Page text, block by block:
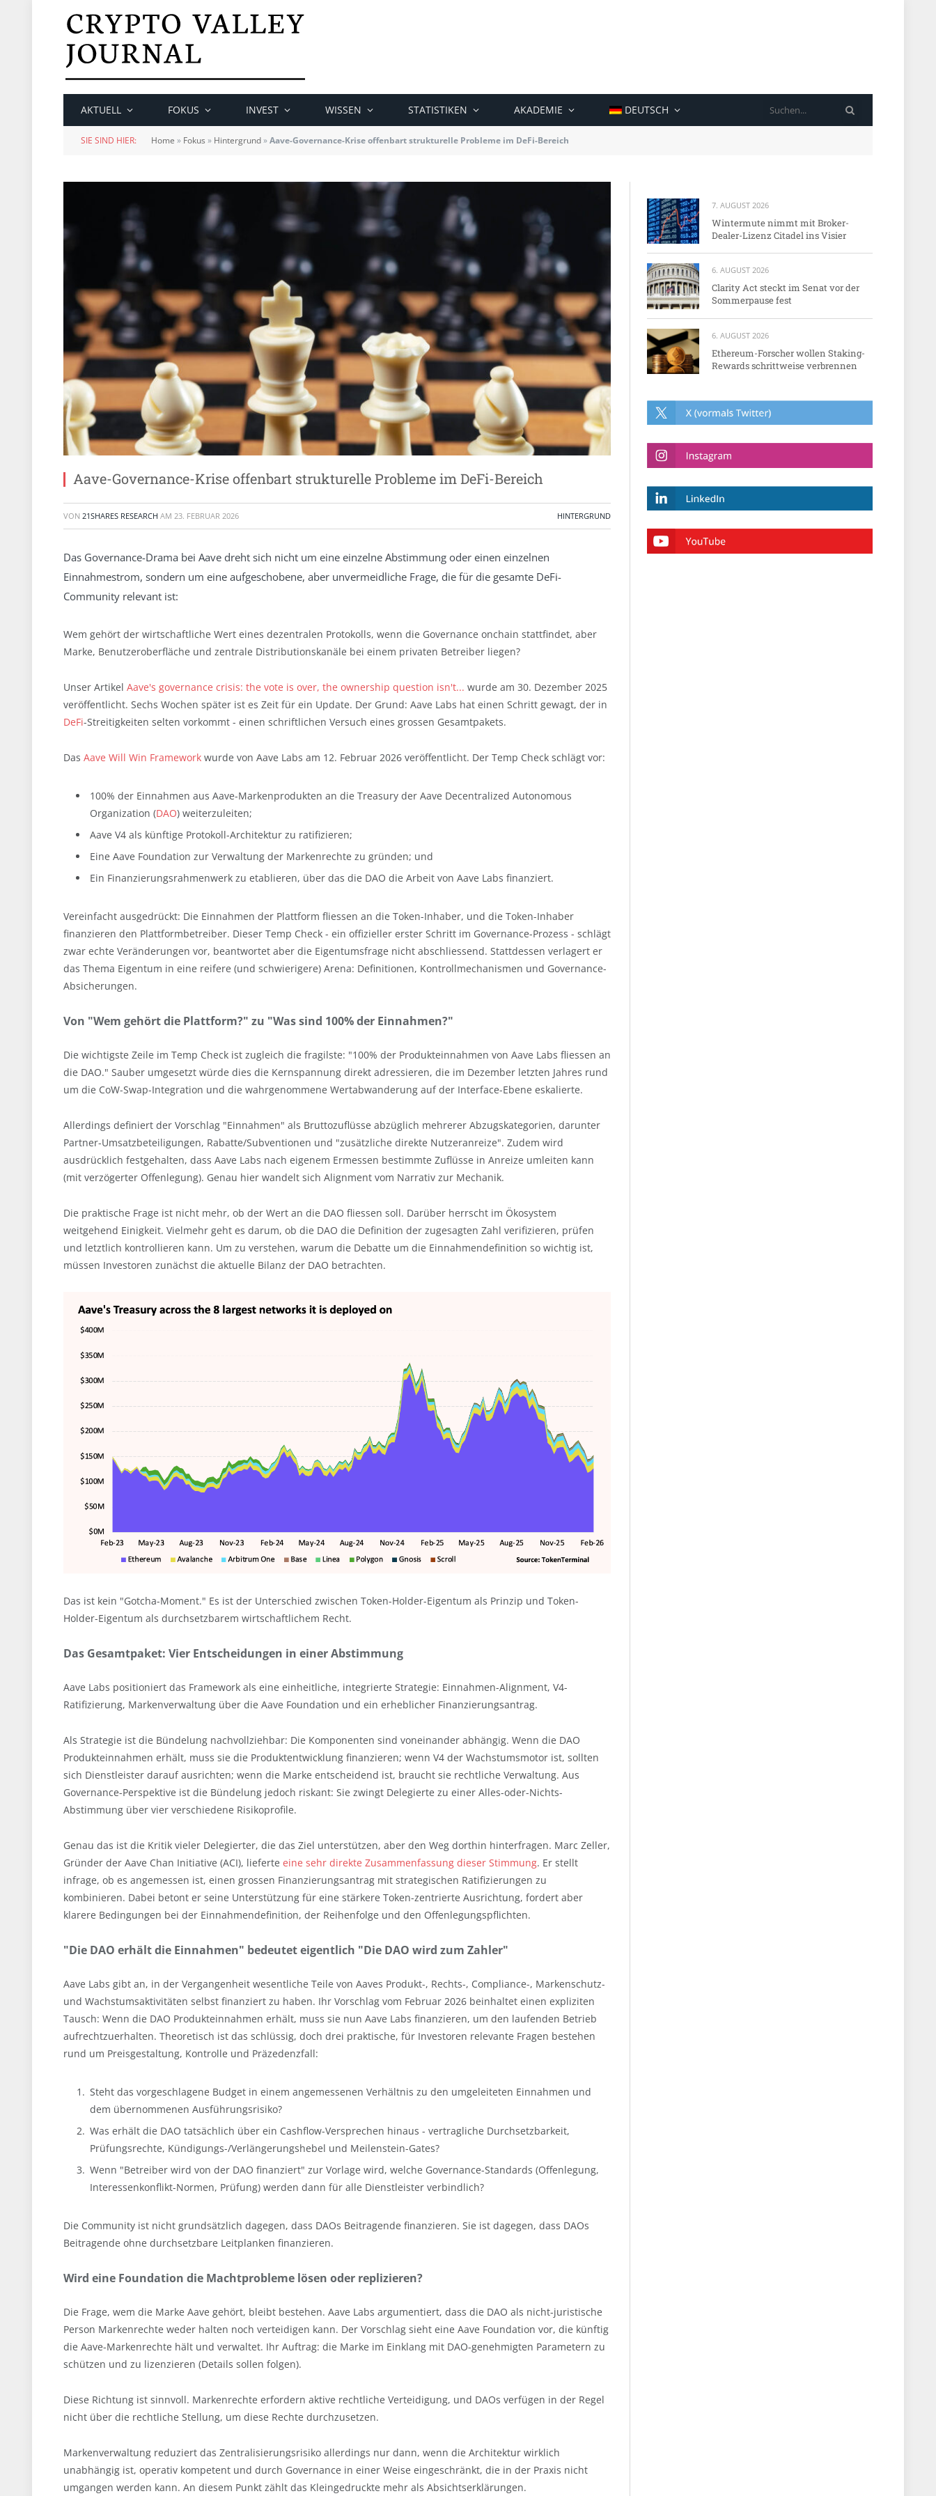
AKTUELL FOKUS INVEST WISSEN STATISTIKEN AKADEMIE DEUTSCH
SIE SIND HIER: Home » Fokus » Hintergrund»Aave-Governance-Krise offenbart strukturelle Probleme im DeFi-Bereich
Aave-Governance-Krise offenbart strukturelle Probleme im DeFi-Bereich
VON 21SHARES RESEARCH AM 23. FEBRUAR 2026 HINTERGRUND
Das Governance-Drama bei Aave dreht sich nicht um eine einzelne Abstimmung oder einen einzelnen
Einnahmestrom, sondern um eine aufgeschobene, aber unvermeidliche Frage, die für die gesamte DeFi-
Community relevant ist:
Wem gehört der wirtschaftliche Wert eines dezentralen Protokolls, wenn die Governance onchain stattfindet, aber
Marke, Benutzeroberfläche und zentrale Distributionskanäle bei einem privaten Betreiber liegen?
Unser Artikel Aave's governance crisis: the vote is over, the ownership question isn't... wurde am 30. Dezember 2025
veröffentlicht. Sechs Wochen später ist es Zeit für ein Update. Der Grund: Aave Labs hat einen Schritt gewagt, der in
DeFi-Streitigkeiten selten vorkommt - einen schriftlichen Versuch eines grossen Gesamtpakets.
Das Aave Will Win Framework wurde von Aave Labs am 12. Februar 2026 veröffentlicht. Der Temp Check schlägt vor:
100% der Einnahmen aus Aave-Markenprodukten an die Treasury der Aave Decentralized Autonomous
Organization (DAO) weiterzuleiten;
Aave V4 als künftige Protokoll-Architektur zu ratifizieren;
Eine Aave Foundation zur Verwaltung der Markenrechte zu gründen; und
Ein Finanzierungsrahmenwerk zu etablieren, über das die DAO die Arbeit von Aave Labs finanziert.
Vereinfacht ausgedrückt: Die Einnahmen der Plattform fliessen an die Token-Inhaber, und die Token-Inhaber
finanzieren den Plattformbetreiber. Dieser Temp Check - ein offizieller erster Schritt im Governance-Prozess - schlägt
zwar echte Veränderungen vor, beantwortet aber die Eigentumsfrage nicht abschliessend. Stattdessen verlagert er
das Thema Eigentum in eine reifere (und schwierigere) Arena: Definitionen, Kontrollmechanismen und Governance-
Absicherungen.
Von "Wem gehört die Plattform?" zu "Was sind 100% der Einnahmen?"
Die wichtigste Zeile im Temp Check ist zugleich die fragilste: "100% der Produkteinnahmen von Aave Labs fliessen an
die DAO." Sauber umgesetzt würde dies die Kernspannung direkt adressieren, die im Dezember letzten Jahres rund
um die CoW-Swap-Integration und die wahrgenommene Wertabwanderung auf der Interface-Ebene eskalierte.
Allerdings definiert der Vorschlag "Einnahmen" als Bruttozuflüsse abzüglich mehrerer Abzugskategorien, darunter
Partner-Umsatzbeteiligungen, Rabatte/Subventionen und "zusätzliche direkte Nutzeranreize". Zudem wird
ausdrücklich festgehalten, dass Aave Labs nach eigenem Ermessen bestimmte Zuflüsse in Anreize umleiten kann
(mit verzögerter Offenlegung). Genau hier wandelt sich Alignment vom Narrativ zur Mechanik.
Die praktische Frage ist nicht mehr, ob der Wert an die DAO fliessen soll. Darüber herrscht im Ökosystem
weitgehend Einigkeit. Vielmehr geht es darum, ob die DAO die Definition der zugesagten Zahl verifizieren, prüfen
und letztlich kontrollieren kann. Um zu verstehen, warum die Debatte um die Einnahmendefinition so wichtig ist,
müssen Investoren zunächst die aktuelle Bilanz der DAO betrachten.
Das ist kein "Gotcha-Moment." Es ist der Unterschied zwischen Token-Holder-Eigentum als Prinzip und Token-
Holder-Eigentum als durchsetzbarem wirtschaftlichem Recht.
Das Gesamtpaket: Vier Entscheidungen in einer Abstimmung
Aave Labs positioniert das Framework als eine einheitliche, integrierte Strategie: Einnahmen-Alignment, V4-
Ratifizierung, Markenverwaltung über die Aave Foundation und ein erheblicher Finanzierungsantrag.
Als Strategie ist die Bündelung nachvollziehbar: Die Komponenten sind voneinander abhängig. Wenn die DAO
Produkteinnahmen erhält, muss sie die Produktentwicklung finanzieren; wenn V4 der Wachstumsmotor ist, sollten
sich Dienstleister darauf ausrichten; wenn die Marke entscheidend ist, braucht sie rechtliche Verwaltung. Aus
Governance-Perspektive ist die Bündelung jedoch riskant: Sie zwingt Delegierte zu einer Alles-oder-Nichts-
Abstimmung über vier verschiedene Risikoprofile.
Genau das ist die Kritik vieler Delegierter, die das Ziel unterstützen, aber den Weg dorthin hinterfragen. Marc Zeller,
Gründer der Aave Chan Initiative (ACI), lieferte eine sehr direkte Zusammenfassung dieser Stimmung. Er stellt
infrage, ob es angemessen ist, einen grossen Finanzierungsantrag mit strategischen Ratifizierungen zu
kombinieren. Dabei betont er seine Unterstützung für eine stärkere Token-zentrierte Ausrichtung, fordert aber
klarere Bedingungen bei der Einnahmendefinition, der Reihenfolge und den Offenlegungspflichten.
"Die DAO erhält die Einnahmen" bedeutet eigentlich "Die DAO wird zum Zahler"
Aave Labs gibt an, in der Vergangenheit wesentliche Teile von Aaves Produkt-, Rechts-, Compliance-, Markenschutz-
und Wachstumsaktivitäten selbst finanziert zu haben. Ihr Vorschlag vom Februar 2026 beinhaltet einen expliziten
Tausch: Wenn die DAO Produkteinnahmen erhält, muss sie nun Aave Labs finanzieren, um den laufenden Betrieb
aufrechtzuerhalten. Theoretisch ist das schlüssig, doch drei praktische, für Investoren relevante Fragen bestehen
rund um Preisgestaltung, Kontrolle und Präzedenzfall:
Steht das vorgeschlagene Budget in einem angemessenen Verhältnis zu den umgeleiteten Einnahmen und
dem übernommenen Ausführungsrisiko?
Was erhält die DAO tatsächlich über ein Cashflow-Versprechen hinaus - vertragliche Durchsetzbarkeit,
Prüfungsrechte, Kündigungs-/Verlängerungshebel und Meilenstein-Gates?
Wenn "Betreiber wird von der DAO finanziert" zur Vorlage wird, welche Governance-Standards (Offenlegung,
Interessenkonflikt-Normen, Prüfung) werden dann für alle Dienstleister verbindlich?
Die Community ist nicht grundsätzlich dagegen, dass DAOs Beitragende finanzieren. Sie ist dagegen, dass DAOs
Beitragende ohne durchsetzbare Leitplanken finanzieren.
Wird eine Foundation die Machtprobleme lösen oder replizieren?
Die Frage, wem die Marke Aave gehört, bleibt bestehen. Aave Labs argumentiert, dass die DAO als nicht-juristische
Person Markenrechte weder halten noch verteidigen kann. Der Vorschlag sieht eine Aave Foundation vor, die künftig
die Aave-Markenrechte hält und verwaltet. Ihr Auftrag: die Marke im Einklang mit DAO-genehmigten Parametern zu
schützen und zu lizenzieren (Details sollen folgen).
Diese Richtung ist sinnvoll. Markenrechte erfordern aktive rechtliche Verteidigung, und DAOs verfügen in der Regel
nicht über die rechtliche Stellung, um diese Rechte durchzusetzen.
Markenverwaltung reduziert das Zentralisierungsrisiko allerdings nur dann, wenn die Architektur wirklich
unabhängig ist, operativ kompetent und durch Governance in einer Weise eingeschränkt, die in der Praxis nicht
umgangen werden kann. An diesem Punkt zählt das Kleingedruckte mehr als Absichtserklärungen.
7. AUGUST 2026
Wintermute nimmt mit Broker-
Dealer-Lizenz Citadel ins Visier
6. AUGUST 2026
Clarity Act steckt im Senat vor der
Sommerpause fest
6. AUGUST 2026
Ethereum-Forscher wollen Staking-
Rewards schrittweise verbrennen